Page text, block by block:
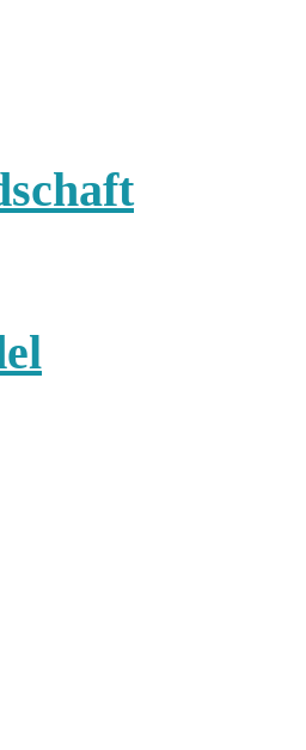
18 Lieblings-